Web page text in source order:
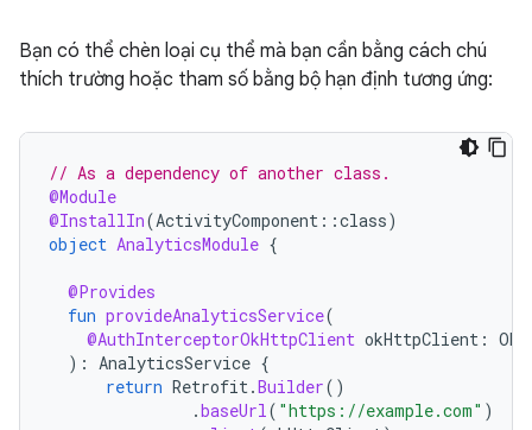
Bạn có thể chèn loại cụ thể mà bạn cần bằng cách chú
thích trường hoặc tham số bằng bộ hạn định tương ứng:
// As a dependency of another class.
@Module
@InstallIn(ActivityComponent ::class)
object AnalyticsModule {
@Provides
fun provideAnalyticsService(
@AuthInterceptorOkHttpClient okHttpClient :
): AnalyticsService {
return Retrofit.Builder()
.baseUrl( "https://example.com" )